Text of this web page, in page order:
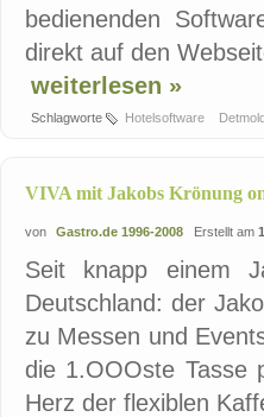
bedienenden
direkt auf den
weiterlesen »
Schlagworte Hotelsoftware
VIVA mit Jakobs Krönung
von Gastro.de 1996-2008 Erstellt am
Seit knapp einem
Deutschland: der
zu Messen und
die 1.OOOste Tasse
Herz der flexiblen